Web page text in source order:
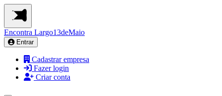
Encontra Largo13deMaio
Entrar
Cadastrar empresa
Fazer login
Criar conta